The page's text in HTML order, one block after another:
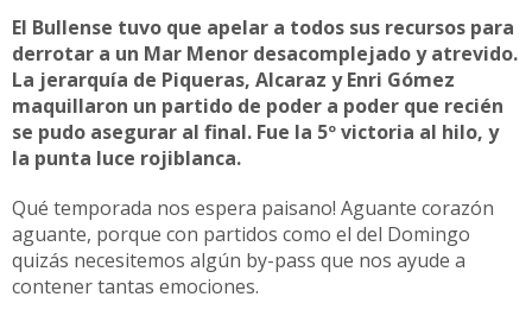
El Bullense tuvo que apelar a todos sus recursos para
derrotar a un Mar Menor desacomplejado y atrevido.
La jerarquía de Piqueras, Alcaraz y Enri Gómez
maquillaron un partido de poder a poder que recién
se pudo asegurar al final. Fue la 5º victoria al hilo, y
la punta luce rojiblanca.
Qué temporada nos espera paisano! Aguante corazón
aguante, porque con partidos como el del Domingo
quizás necesitemos algún by-pass que nos ayude a
contener tantas emociones.